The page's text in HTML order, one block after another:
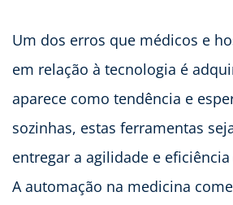
Um dos erros que médicos e
em relação à tecnologia é
aparece como tendência e
sozinhas, estas ferramentas
entregar a agilidade e
A automação na medicina